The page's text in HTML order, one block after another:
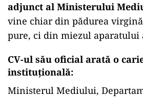
adjunct al Ministerului
vine chiar din pădurea
pure, ci din miezul aparatului
CV-ul său oficial arată o
instituțională:
Ministerul Mediului,